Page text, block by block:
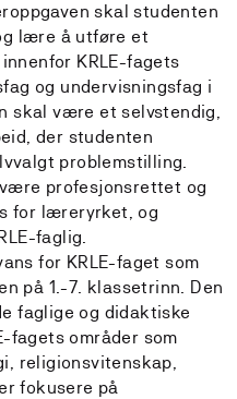
skal studenten
lære å utføre et
KRLE-fagets
og undervisningsfag i
skal være et selvstendig,
der studenten
problemstilling.
profesjonsrettet og
for læreryrket, og
faglig.
for KRLE-faget som
på 1.-7. klassetrinn. Den
faglige og didaktiske
fagets områder som
religionsvitenskap,
fokusere på